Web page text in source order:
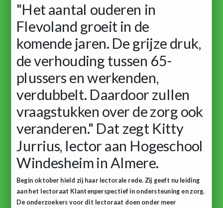
"Het aantal ouderen in
Flevoland groeit in de
komende jaren. De grijze druk,
de verhouding tussen 65-
plussers en werkenden,
verdubbelt. Daardoor zullen
vraagstukken over de zorg ook
veranderen." Dat zegt Kitty
Jurrius, lector aan Hogeschool
Windesheim in Almere.
Begin oktober hield zij haar lectorale rede. Zij geeft nu leiding
aan het lectoraat Klantenperspectief in ondersteuning en zorg.
De onderzoekers voor dit lectoraat doen onder meer